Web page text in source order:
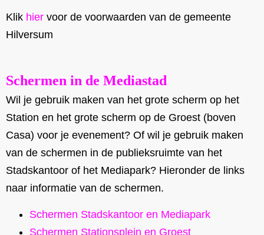
Klik hier voor de voorwaarden van de gemeente
Hilversum
Schermen in de Mediastad
Wil je gebruik maken van het grote scherm op het
Station en het grote scherm op de Groest (boven
Casa) voor je evenement? Of wil je gebruik maken
van de schermen in de publieksruimte van het
Stadskantoor of het Mediapark? Hieronder de links
naar informatie van de schermen.
Schermen Stadskantoor en Mediapark
Schermen Stationsplein en Groest